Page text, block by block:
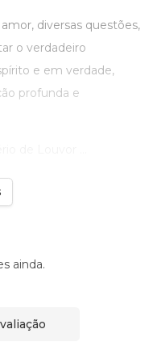
diversas questões,
o verdadeiro
e em verdade,
profunda e
ainda.